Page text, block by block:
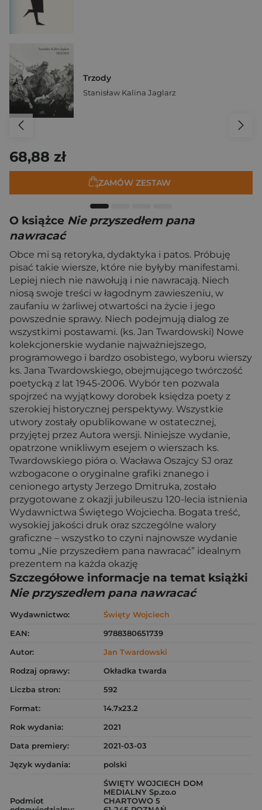
Trzody
Stanisław Kalina Jaglarz
68,88 zł
ZAMÓW ZESTAW
O książce Nie przyszedłem pana
nawracać
Obce mi są retoryka, dydaktyka i patos. Próbuję
pisać takie wiersze, które nie byłyby manifestami.
Lepiej niech nie nawołują i nie nawracają. Niech
niosą swoje treści w łagodnym zawieszeniu, w
zaufaniu w żarliwej otwartości na życie i jego
powszednie sprawy. Niech podejmują dialog ze
wszystkimi postawami. (ks. Jan Twardowski) Nowe
kolekcjonerskie wydanie najważniejszego,
programowego i bardzo osobistego, wyboru wierszy
ks. Jana Twardowskiego, obejmującego twórczość
poetycką z lat 1945-2006. Wybór ten pozwala
spojrzeć na wyjątkowy dorobek księdza poety z
szerokiej historycznej perspektywy. Wszystkie
utwory zostały opublikowane w ostatecznej,
przyjętej przez Autora wersji. Niniejsze wydanie,
opatrzone wnikliwym esejem o wierszach ks.
Twardowskiego pióra o. Wacława Oszajcy SJ oraz
wzbogacone o oryginalne grafiki znanego i
cenionego artysty Jerzego Dmitruka, zostało
przygotowane z okazji jubileuszu 120-lecia istnienia
Wydawnictwa Świętego Wojciecha. Bogata treść,
wysokiej jakości druk oraz szczególne walory
graficzne – wszystko to czyni najnowsze wydanie
tomu „Nie przyszedłem pana nawracać” idealnym
prezentem na każda okazję
Szczegółowe informacje na temat książki
Nie przyszedłem pana nawracać
Wydawnictwo:
Święty Wojciech
EAN:
9788380651739
Autor:
Jan Twardowski
Rodzaj oprawy:
Okładka twarda
Liczba stron:
592
Format:
14.7x23.2
Rok wydania:
2021
Data premiery:
2021-03-03
Język wydania:
polski
Podmiot
ŚWIĘTY WOJCIECH DOM
MEDIALNY Sp.zo.o
CHARTOWO 5